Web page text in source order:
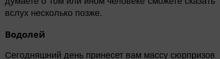
вслух несколько позже.
Водолей
Сегодняшний день принесет вам массу сюрпризов